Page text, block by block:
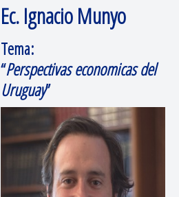
Ec. Ignacio Munyo
Tema:
“Perspectivas economicas del
Uruguay”